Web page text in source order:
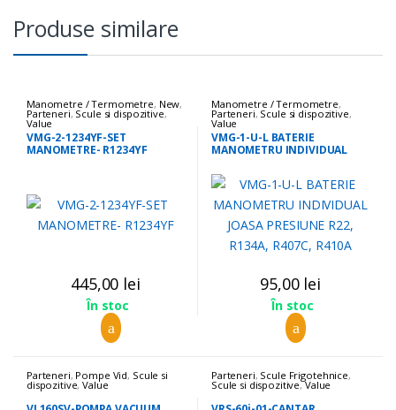
Produse similare
Manometre / Termometre, New,
Parteneri, Scule si dispozitive,
Value
VMG-2-1234YF-SET
MANOMETRE- R1234YF
445,00 lei
În stoc
Manometre / Termometre,
Parteneri, Scule si dispozitive,
Value
VMG-1-U-L BATERIE
MANOMETRU INDIVIDUAL
R407C, R410A
95,00 lei
În stoc
Parteneri, Pompe Vid, Scule si
dispozitive,Value
Parteneri, Scule Frigotehnice,
Scule si dispozitive,Value